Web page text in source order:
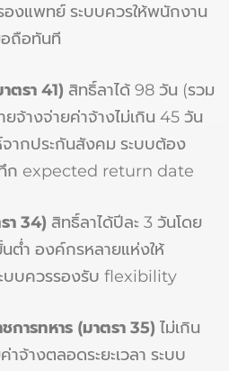
งแพทย์ ระบบควรให้พนักงาน
ถือทันที
ตรา 41) สิทธิ์ลาได้ 98 วัน (รวม
จ้างจ่ายค่าจ้างไม่เกิน 45 วัน
จากประกันสังคม ระบบต้อง
ทึก expected return date
า 34) สิทธิ์ลาได้ปีละ 3 วันโดย
ต่ำ องค์กรหลายแห่งให้
บบควรรองรับ flexibility
การทหาร (มาตรา 35) ไม่เกิน
จ้างตลอดระยะเวลา ระบบ